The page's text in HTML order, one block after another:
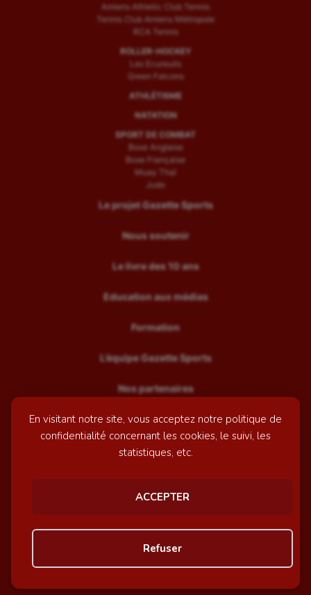
En visitant notre site, vous acceptez notre politique de
confidentialité concernant les cookies, le suivi, les
statistiques, etc.
ACCEPTER
Refuser
Amiens Athletic Club Tennis
Tennis Club Amiens Métropole
RCA Tennis
ROLLER-HOCKEY
Les Ecureuils
Green Falcons
ATHLÉTISME
NATATION
SPORT DE COMBAT
Boxe Anglaise
Boxe Française
Muay Thaï
Judo
Le projet Gazette Sports
Nous soutenir
Le livre des 10 ans
Education aux médias
Formation
L’équipe Gazette Sports
Nos partenaires
Recrutement
Mentions légales
© GazetteSports - 2026 | Site internet réalisé par
Awelty